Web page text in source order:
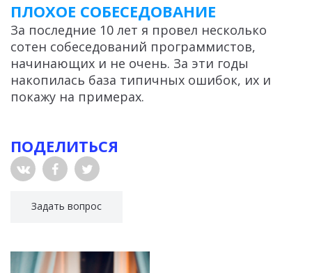
ПЛОХОЕ СОБЕСЕДОВАНИЕ
За последние 10 лет я провел несколько
сотен собеседований программистов,
начинающих и не очень. За эти годы
накопилась база типичных ошибок, их и
покажу на примерах.
ПОДЕЛИТЬСЯ
Задать вопрос